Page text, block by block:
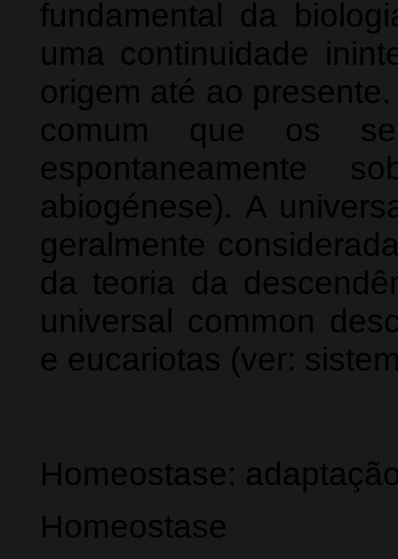
fundamental da
uma continuidade
origem até ao
comum que os
espontaneamente
abiogénese). A
geralmente
da teoria da
universal common
e eucariotas (ver:
Homeostase:
Homeostase